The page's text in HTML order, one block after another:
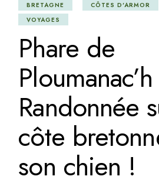
BRETAGNE CÔTES D'ARMOR
VOYAGES
Phare de
Randonnée
côte
son chien !